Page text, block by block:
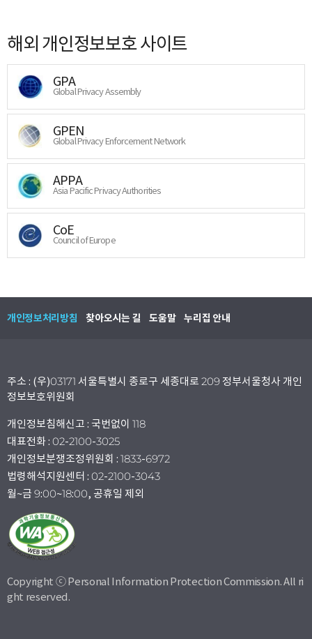
해외 개인정보보호 사이트
GPA
Global Privacy Assembly
GPEN
Global Privacy Enforcement Network
APPA
Asia Pacific Privacy Authorities
CoE
Council of Europe
개인정보처리방침 찾아오시는 길 도움말 누리집 안내
주소 : (우)03171 서울특별시 종로구 세종대로 209 정부서울청사 개인
정보보호위원회
개인정보침해신고 : 국번없이 118
대표전화 : 02-2100-3025
개인정보분쟁조정위원회 : 1833-6972
법령해석지원센터 : 02-2100-3043
월~금 9:00~18:00, 공휴일 제외
Copyright ⓒ Personal Information Protection Commission. All ri
ght reserved.